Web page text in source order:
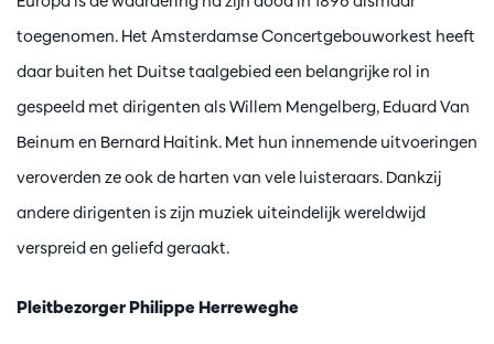
toegenomen. Het Amsterdamse Concertgebouworkest heeft
daar buiten het Duitse taalgebied een belangrijke rol in
gespeeld met dirigenten als Willem Mengelberg, Eduard Van
Beinum en Bernard Haitink. Met hun innemende uitvoeringen
veroverden ze ook de harten van vele luisteraars. Dankzij
andere dirigenten is zijn muziek uiteindelijk wereldwijd
verspreid en geliefd geraakt.
Pleitbezorger Philippe Herreweghe